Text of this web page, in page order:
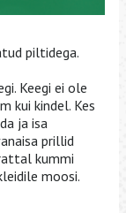
piltidega.
Keegi ei ole
kui kindel. Kes
ja isa
prillid
kummi
moosi.